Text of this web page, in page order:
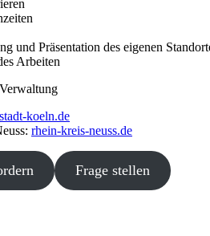
und Präsentation des eigenen
Arbeiten
stadt-koeln.de
rhein-kreis-neuss.de
Frage stellen